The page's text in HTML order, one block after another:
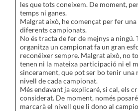
les que tots coneixem. De moment,
temps ni ganes.
Malgrat això, he començat per fer
diferents campionats.
No és tracta de fer de mejnys a ningú.
organitza un campionat fa un gran
reconéixer sempre. Malgrat això, no
tenen ni la mateixa participació ni el
sincerament, que pot ser bo tenir una
nivell de cada campionat.
Més endavant ja explicaré, si cal, els
considerat. De moment, només
marcarà el nivell que li dono al